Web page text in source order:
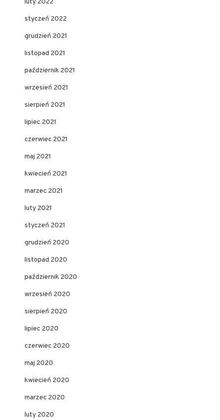
luty 2022
styczeń 2022
grudzień 2021
listopad 2021
październik 2021
wrzesień 2021
sierpień 2021
lipiec 2021
czerwiec 2021
maj 2021
kwiecień 2021
marzec 2021
luty 2021
styczeń 2021
grudzień 2020
listopad 2020
październik 2020
wrzesień 2020
sierpień 2020
lipiec 2020
czerwiec 2020
maj 2020
kwiecień 2020
marzec 2020
luty 2020